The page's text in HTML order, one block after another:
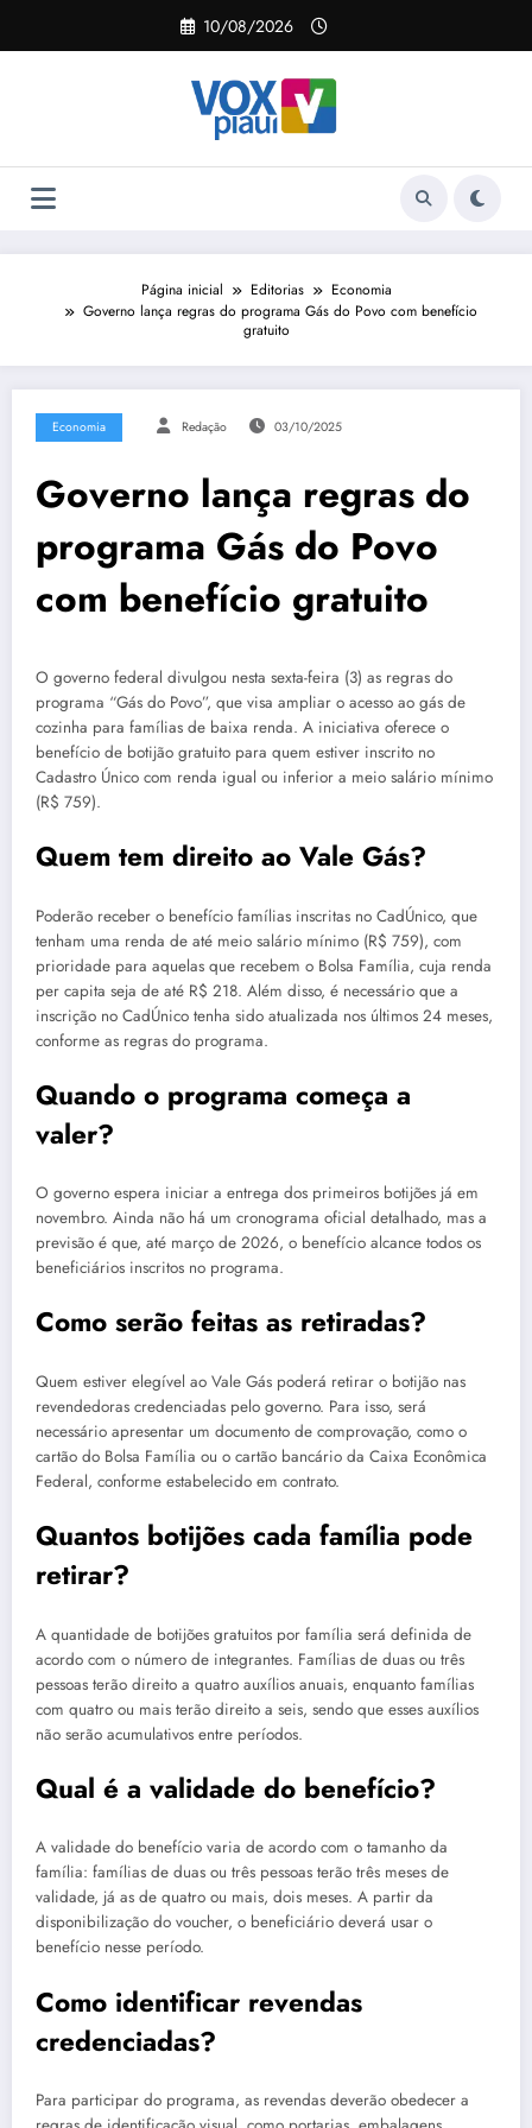
o
10/08/2026
Página inicial Editorias
Economia
Governo lança regras do programa Gás do Povo com benefício
gratuito
Economia Redação 03/10/2025
Governo lança regras do
programa Gás do Povo
com benefício gratuito
O governo federal divulgou nesta sexta-feira (3) as regras do
programa “Gás do Povo”, que visa ampliar o acesso ao gás de
cozinha para famílias de baixa renda. A iniciativa oferece o
benefício de botijão gratuito para quem estiver inscrito no
Cadastro Único com renda igual ou inferior a meio salário mínimo
(R$ 759).
Quem tem direito ao Vale Gás?
Poderão receber o benefício famílias inscritas no CadÚnico, que
tenham uma renda de até meio salário mínimo (R$ 759), com
prioridade para aquelas que recebem o Bolsa Família, cuja renda
per capita seja de até R$ 218. Além disso, é necessário que a
inscrição no CadÚnico tenha sido atualizada nos últimos 24 meses,
conforme as regras do programa.
Quando o programa começa a
valer?
O governo espera iniciar a entrega dos primeiros botijões já em
novembro. Ainda não há um cronograma oficial detalhado, mas a
previsão é que, até março de 2026, o benefício alcance todos os
beneficiários inscritos no programa.
Como serão feitas as retiradas?
Quem estiver elegível ao Vale Gás poderá retirar o botijão nas
revendedoras credenciadas pelo governo. Para isso, será
necessário apresentar um documento de comprovação, como o
cartão do Bolsa Família ou o cartão bancário da Caixa Econômica
Federal, conforme estabelecido em contrato.
Quantos botijões cada família pode
retirar?
A quantidade de botijões gratuitos por família será definida de
acordo com o número de integrantes. Famílias de duas ou três
pessoas terão direito a quatro auxílios anuais, enquanto famílias
com quatro ou mais terão direito a seis, sendo que esses auxílios
não serão acumulativos entre períodos.
Qual é a validade do benefício?
A validade do benefício varia de acordo com o tamanho da
família: famílias de duas ou três pessoas terão três meses de
validade, já as de quatro ou mais, dois meses. A partir da
disponibilização do voucher, o beneficiário deverá usar o
benefício nesse período.
Como identificar revendas
credenciadas?
Para participar do programa, as revendas deverão obedecer a